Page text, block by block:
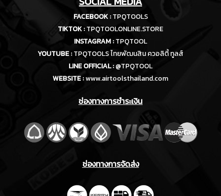
FACEBOOK : TPQTOOLS
TIKTOK :TPQTOOLONLINE.STORE
INSTAGRAM :TPQTOOL
YOUTUBE :TPQTOOLS ไทยพัฒนสิน ควอลิตี้ ทูลส์
LINE OFFICIAL :@TPQTOOL
WEBSITE :www.airtoolsthailand.com
ช่องทางการชำระเงิน
ช่องทางการจัดส่ง